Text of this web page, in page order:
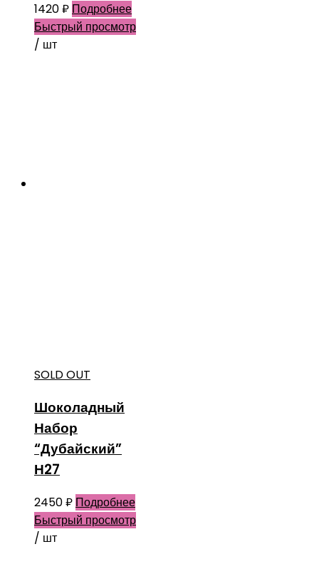
1420₽ Подробнее
Быстрый просмотр
/ шт
SOLD OUT
Шоколадный
Набор
“Дубайский”
Н27
2450₽ Подробнее
Быстрый просмотр
/ шт